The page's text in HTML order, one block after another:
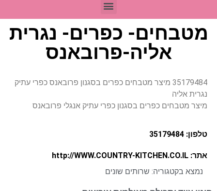
מטבחים- כפרים- נגרית
אליה-פרובאנס
35179484 מיצר מטבחים כפרים בסגנון פרובאנס כפרי עתיק
נגרית אליה
מיצר מטבחים כפרים בסגנון כפרי עתיק אנגלי פרובאנס
טלפון: 35179484
אתר: http://WWW.COUNTRY-KITCHEN.CO.IL
נמצא בקטגוריה: שרותים שונים